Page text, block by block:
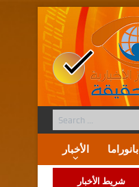
الأخبار بانوراما
شريط الأخبار